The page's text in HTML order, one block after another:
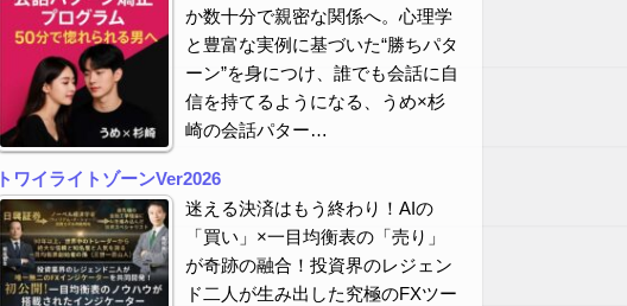
か数十分で親密な関係へ。心理学
と豊富な実例に基づいた“勝ちパタ
ーン”を身につけ、誰でも会話に自
信を持てるようになる、うめ×杉
崎の会話パター…
トワイライトゾーンVer2026
迷える決済はもう終わり！AIの
「買い」×一目均衡表の「売り」
が奇跡の融合！投資界のレジェン
ド二人が生み出した究極のFXツー